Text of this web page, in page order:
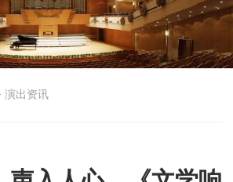
演出资讯